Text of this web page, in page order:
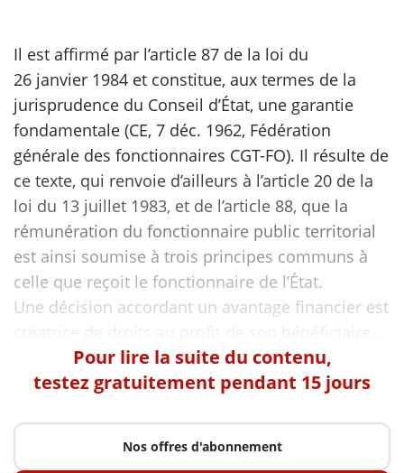
Il est affirmé par l’article 87 de la loi du
26 janvier 1984 et constitue, aux termes de la
jurisprudence du Conseil d’État, une garantie
fondamentale (CE, 7 déc. 1962, Fédération
générale des fonctionnaires CGT-FO). Il résulte de
ce texte, qui renvoie d’ailleurs à l’article 20 de la
loi du 13 juillet 1983, et de l’article 88, que la
rémunération du fonctionnaire public territorial
est ainsi soumise à trois principes communs à
celle que reçoit le fonctionnaire de l’État.
Une décision accordant un avantage financier est
Pour lire la suite du contenu,
testez gratuitement pendant 15 jours
Nos offres d'abonnement